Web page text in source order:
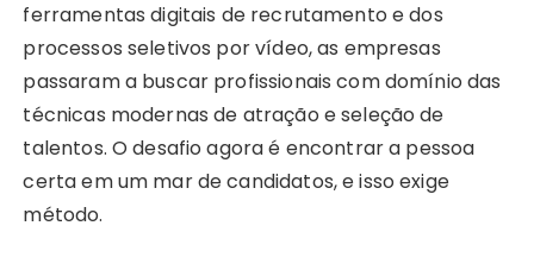
ferramentas digitais de recrutamento e dos
processos seletivos por vídeo, as empresas
passaram a buscar profissionais com domínio das
técnicas modernas de atração e seleção de
talentos. O desafio agora é encontrar a pessoa
certa em um mar de candidatos, e isso exige
método.